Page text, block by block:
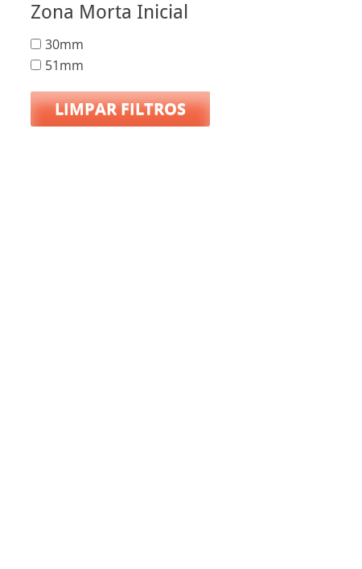
Zona Morta Inicial
30mm
51mm
LIMPAR FILTROS